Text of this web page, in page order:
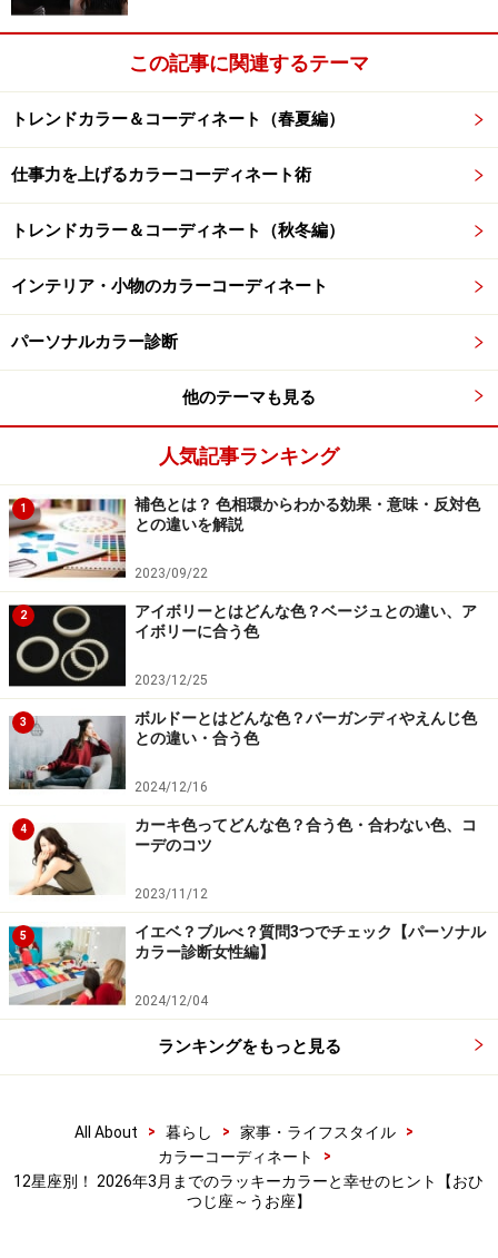
ラッキーカラーは「スカイブルー」。澄んだ青空のよう
に明るく清らかなブルーは、チャンスを呼び込む開運カ
ラーです。カーテンやクッションに取り入れると、部屋
の気を浄化して明るい空間に。スカイブルーのノートや
手帳は、冷静な判断力や新しいアイデアを引き寄せま
す。
ふたご座：バターイエロー
2025年10月から12月は、コミュニケーションや自己表現
の機会が増え、結果として対人運やキャリア運が好調な
時期。2026年1月から3月は、新たなステップへの準備が
ラッキーカラーは「バターイエロー」。柔らかくクリー
ミーで明るすぎず優しいイエローは、心を明るく穏やか
にする色です。ファッションに取り入れると、明るく親
しみやすい印象に。文房具や手帳、財布に取り入れる
と、学習運・仕事運・金運のサポートをしてくれます。
かに座：シルバーブルー
2025年10月から12月は、感情の洞察と自己の方向性を見
極める時期。変化を求めつつ、焦らず慎重に進みましょ
う。年末以降は、自己信頼や自己表現の後押しに満ちた
幸運期が続きます。
ラッキーカラーは「シルバーブルー」。透明感と上品さ
のあるクールな色合いは、直感と理性をバランスよく高
め、信頼と成功を引き寄せます。インテリアに取り入れ
ると、浄化と安眠に◎。スマホケースをシルバーブルー
にすると直感がさえ、仕事運をサポートしてくれます。
この記事に関連するテーマ
トレンドカラー＆コーディネート（春夏編）
仕事力を上げるカラーコーディネート術
トレンドカラー＆コーディネート（秋冬編）
インテリア・小物のカラーコーディネート
パーソナルカラー診断
他のテーマも見る
人気記事ランキング
1
補色とは？ 色相環からわかる効果・意味・反対色
との違いを解説
2023/09/22
2
アイボリーとはどんな色？ベージュとの違い、ア
イボリーに合う色
2023/12/25
3
ボルドーとはどんな色？バーガンディやえんじ色
との違い・合う色
2024/12/16
4
カーキ色ってどんな色？合う色・合わない色、コ
ーデのコツ
2023/11/12
5
イエベ？ブルべ？質問3つでチェック【パーソナル
カラー診断女性編】
2024/12/04
ランキングをもっと見る
All About > 暮らし > 家事・ライフスタイル
>
カラーコーディネート
>
12星座別！ 2026年3月までのラッキーカラーと幸せのヒント【おひ
つじ座～うお座】